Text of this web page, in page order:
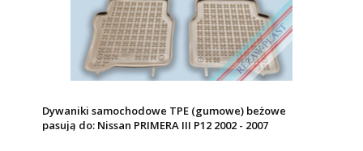
Dywaniki samochodowe TPE (gumowe) beżowe
pasują do: Nissan PRIMERA III P12 2002 - 2007